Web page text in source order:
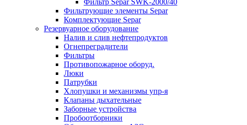
Фильтр Separ SWK-2000/40
Фильтрующие элементы Separ
Комплектующие Separ
Резервуарное оборудование
Налив и слив нефтепродуктов
Огнепреградители
Фильтры
Противопожарное оборуд.
Люки
Патрубки
Хлопушки и механизмы упр-я
Клапаны дыхательные
Заборные устройства
Пробоотборники